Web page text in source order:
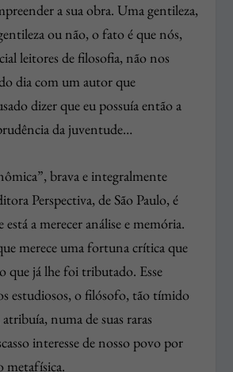
a sua obra. Uma gentileza,
ou não, o fato é que nós,
leitores de filosofia, não nos
dia com um autor que
dizer que eu possuía então a
da juventude…
brava e integralmente
Perspectiva, de São Paulo, é
a merecer análise e memória.
merece uma fortuna crítica que
que já lhe foi tributado. Esse
estudiosos, o filósofo, tão tímido
numa de suas raras
interesse de nosso povo por
metafísica.